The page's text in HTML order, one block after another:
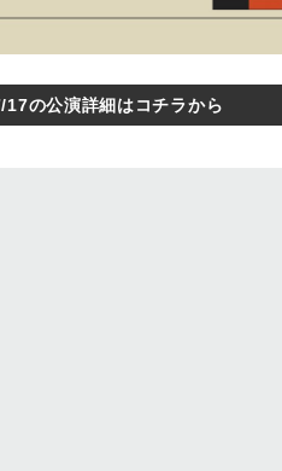
17の公演詳細はコチラから